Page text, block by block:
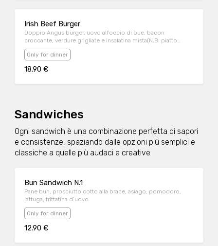
Irish Beef Burger
Doppio Angus burger, uovo all'occio di bue, bacon
croccante, verdure grigliate e insalatina mista(N.B. piatto
servito senza pane bun)
Only for dinner
18.90 €
Sandwiches
Ogni sandwich è una combinazione perfetta di sapori
e consistenze, spaziando dalle opzioni più semplici e
classiche a quelle più audaci e creative
Bun Sandwich N.1
Pane bun, prosciutto cotto alla brace, asiago, pomodoro,
lattuga, frittatina d’uovo.
Only for dinner
12.90 €